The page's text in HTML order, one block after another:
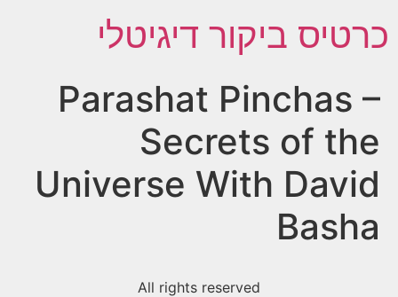
כרטיס ביקור דיגיטלי
Parashat Pinchas –
Secrets of the
Universe With David
Basha
All rights reserved